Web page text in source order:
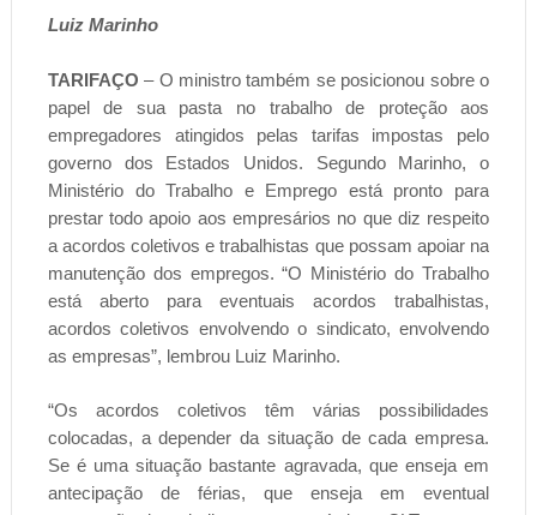
Luiz Marinho
TARIFAÇO– O ministro também se posicionou sobre o
papel de sua pasta no trabalho de proteção aos
empregadores atingidos pelas tarifas impostas pelo
governo dos Estados Unidos. Segundo Marinho, o
Ministério do Trabalho e Emprego está pronto para
prestar todo apoio aos empresários no que diz respeito
a acordos coletivos e trabalhistas que possam apoiar na
manutenção dos empregos. “O Ministério do Trabalho
está aberto para eventuais acordos trabalhistas,
acordos coletivos envolvendo o sindicato, envolvendo
as empresas”, lembrou Luiz Marinho.
“Os acordos coletivos têm várias possibilidades
colocadas, a depender da situação de cada empresa.
Se é uma situação bastante agravada, que enseja em
antecipação de férias, que enseja em eventual